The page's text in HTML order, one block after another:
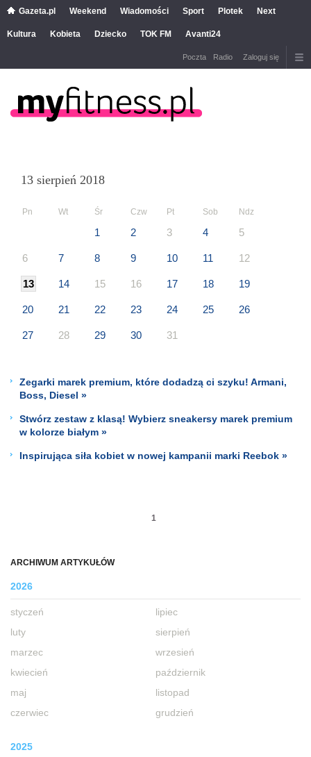
Gazeta.pl Weekend Wiadomości Sport Plotek Next
Kultura Kobieta Dziecko TOK FM Avanti24
Poczta Radio Zaloguj się
ARCHIWUM ARTYKUŁÓW
2026
styczeń
luty
marzec
kwiecień
maj
czerwiec
lipiec
sierpień
wrzesień
październik
listopad
grudzień
2025
13 sierpień 2018
Pn Wt Śr Czw Pt Sob Ndz
1 2 3 4 5
6 7 8 9 10 11 12
13 14 15 16 17 18 19
20 21 22 23 24 25 26
27 28 29 30 31
Zegarki marek premium, które dodadzą ci szyku! Armani,
Boss, Diesel »
Stwórz zestaw z klasą! Wybierz sneakersy marek premium
w kolorze białym »
Inspirująca siła kobiet w nowej kampanii marki Reebok »
1